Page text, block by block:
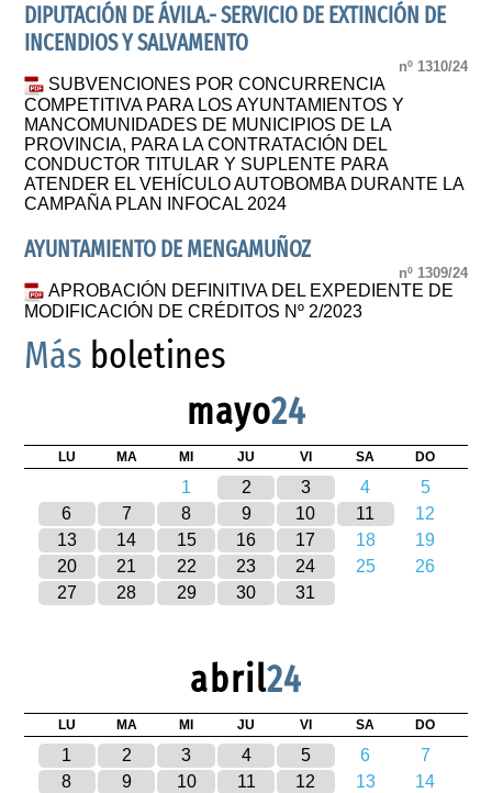
DIPUTACIÓN DE ÁVILA.- SERVICIO DE EXTINCIÓN DE
INCENDIOS Y SALVAMENTO
nº 1310/24
SUBVENCIONES POR CONCURRENCIA
COMPETITIVA PARA LOS AYUNTAMIENTOS Y
MANCOMUNIDADES DE MUNICIPIOS DE LA
PROVINCIA, PARA LA CONTRATACIÓN DEL
CONDUCTOR TITULAR Y SUPLENTE PARA
ATENDER EL VEHÍCULO AUTOBOMBA DURANTE LA
CAMPAÑA PLAN INFOCAL 2024
AYUNTAMIENTO DE MENGAMUÑOZ
nº 1309/24
APROBACIÓN DEFINITIVA DEL EXPEDIENTE DE
MODIFICACIÓN DE CRÉDITOS Nº 2/2023
Más boletines
mayo24
LU MA MI JU VI SA DO
1 2 3 4
5
6
7 8 9 10 11
12
13
14 15 16 17 18
19
20
21 22 23 24 25
26
27
28 29 30 31
abril24
LU MA MI JU VI SA DO
1 2 3 4 5 6
7
8
9 10 11 12 13
14